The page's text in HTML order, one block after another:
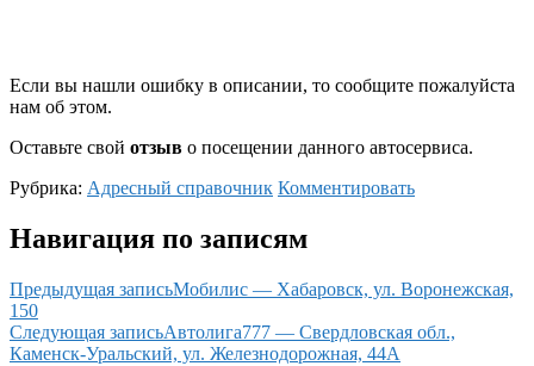
Если вы нашли ошибку в описании, то сообщите пожалуйста
нам об этом.
Оставьте свой отзыв о посещении данного автосервиса.
Рубрика: Адресный справочник Комментировать
Навигация по записям
Предыдущая записьМобилис — Хабаровск, ул. Воронежская,
150
Следующая записьАвтолига777 — Свердловская обл.,
Каменск-Уральский, ул. Железнодорожная, 44А